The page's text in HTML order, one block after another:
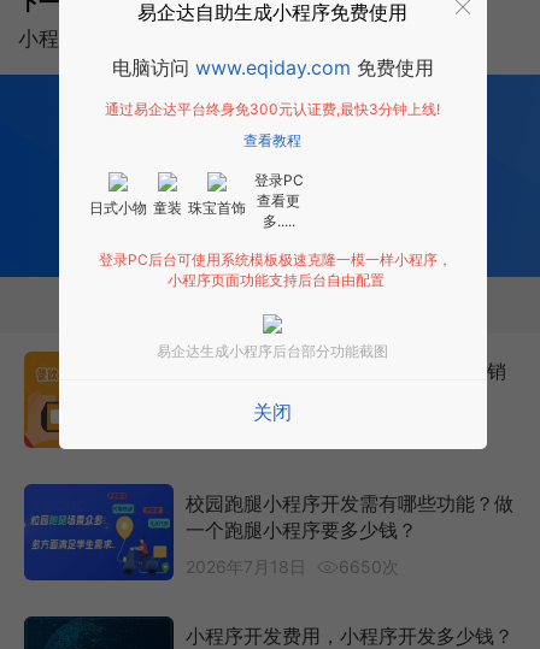
小程序开发：微信小程序的制作流程是怎样的?
200多项功能全部免费开发
让每个商家都拥有适合自己的小程序
餐饮业如何拓客？玩转小程序4大营销
功能解决拓客难题
校园跑腿小程序开发需有哪些功能？做
一个跑腿小程序要多少钱？
2026年7月18日 6650次
小程序开发费用，小程序开发多少钱？
易企达自助生成小程序免费使用
电脑访问 www.eqiday.com 免费使用
通过易企达平台终身免300元认证费,最快3分钟上线!
查看教程
日式小物 童装 珠宝首饰
登录PC
查看更
多.....
登录PC后台可使用系统模板极速克隆一模一样小程序，
小程序页面功能支持后台自由配置
易企达生成小程序后台部分功能截图
关闭